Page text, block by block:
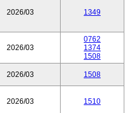
2026/03 1349
2026/03
0762
1374
1508
2026/03 1508
2026/03 1510